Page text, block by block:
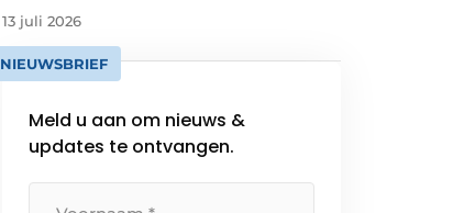
13 juli 2026
NIEUWSBRIEF
Meld u aan om nieuws &
updates te ontvangen.